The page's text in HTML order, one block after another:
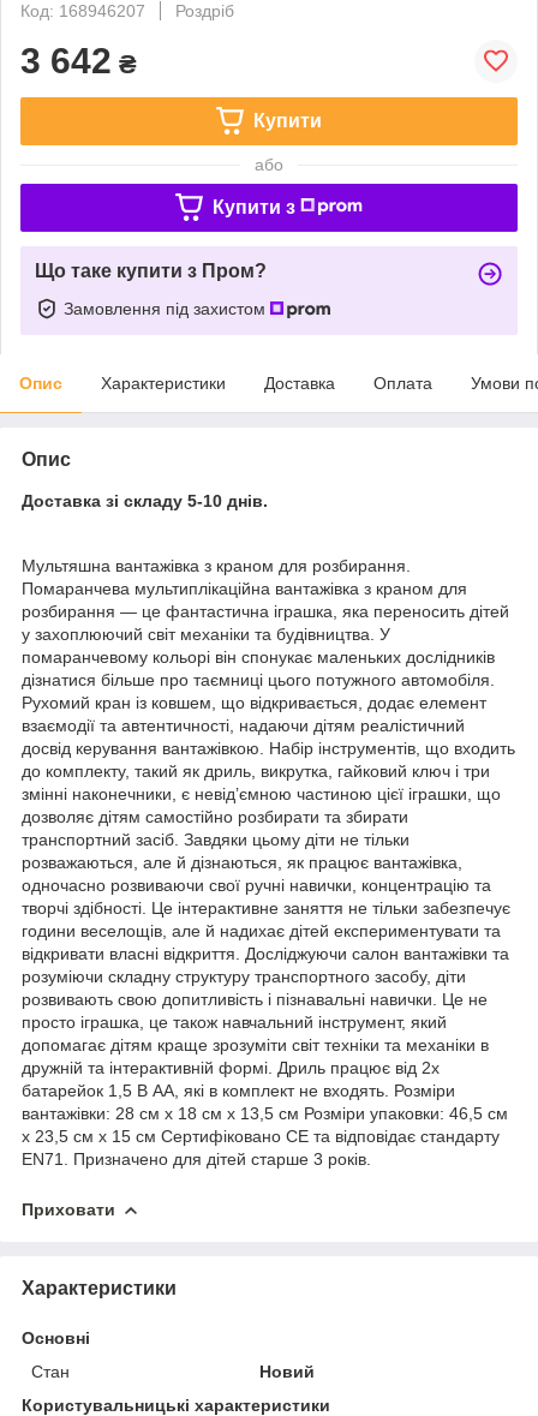
Код: 168946207
Роздріб
3 642 ₴
Купити
або
Купити з
Що таке купити з Пром?
Замовлення під захистом
Опис Характеристики Доставка Оплата Умови
Опис
Доставка зі складу 5-10 днів.
Мультяшна вантажівка з краном для розбирання.
Помаранчева мультиплікаційна вантажівка з краном для
розбирання — це фантастична іграшка, яка переносить дітей
у захоплюючий світ механіки та будівництва. У
помаранчевому кольорі він спонукає маленьких дослідників
дізнатися більше про таємниці цього потужного автомобіля.
Рухомий кран із ковшем, що відкривається, додає елемент
взаємодії та автентичності, надаючи дітям реалістичний
досвід керування вантажівкою. Набір інструментів, що входить
до комплекту, такий як дриль, викрутка, гайковий ключ і три
змінні наконечники, є невід’ємною частиною цієї іграшки, що
дозволяє дітям самостійно розбирати та збирати
транспортний засіб. Завдяки цьому діти не тільки
розважаються, але й дізнаються, як працює вантажівка,
одночасно розвиваючи свої ручні навички, концентрацію та
творчі здібності. Це інтерактивне заняття не тільки забезпечує
години веселощів, але й надихає дітей експериментувати та
відкривати власні відкриття. Досліджуючи салон вантажівки та
розуміючи складну структуру транспортного засобу, діти
розвивають свою допитливість і пізнавальні навички. Це не
просто іграшка, це також навчальний інструмент, який
допомагає дітям краще зрозуміти світ техніки та механіки в
дружній та інтерактивній формі. Дриль працює від 2х
батарейок 1,5 В АА, які в комплект не входять. Розміри
вантажівки: 28 см x 18 см x 13,5 см Розміри упаковки: 46,5 см
x 23,5 см x 15 см Сертифіковано CE та відповідає стандарту
EN71. Призначено для дітей старше 3 років.
Приховати
Характеристики
Основні
Стан
Новий
Користувальницькі характеристики